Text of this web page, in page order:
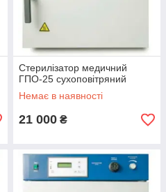
Стерилізатор медичний
ГПО-25 сухоповітряний
Немає в наявності
21 000 ₴